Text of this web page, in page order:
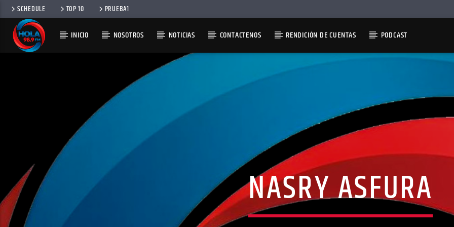
SCHEDULE TOP 10 PRUEBA1
INICIO NOSOTROS NOTICIAS CONTACTENOS RENDICIÓN DE CUENTAS PODCAST
NASRY ASFURA